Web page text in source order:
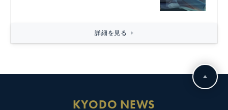
詳細を見る
KYODO NEWS